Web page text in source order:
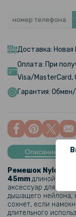
Доставка: Новая
Оплата: При
Visa/MasterCard,
Гарантия:
Описание
Ремешок Nylon
45mmдлиной 13
аксессуар для
дышащего нейлона,
сохнет, если
длительного